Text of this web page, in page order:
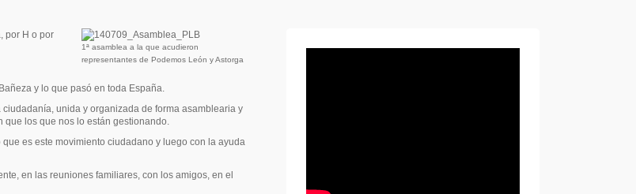
1ª asamblea a la que acudieron
representantes de Podemos León y Astorga
por H o por
y lo que pasó en toda España.
unida y organizada de forma asamblearia y
que los que nos lo están gestionando.
es este movimiento ciudadano y luego con la ayuda
en las reuniones familiares, con los amigos, en el